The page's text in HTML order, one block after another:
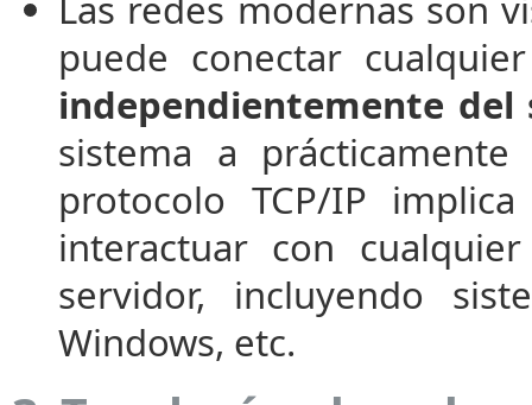
puede conectar
independientemente
sistema a
protocolo TCP/IP
interactuar con
servidor, incluyendo
Windows, etc.